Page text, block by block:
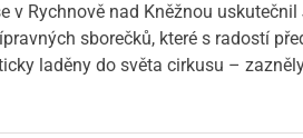
v Rychnově nad Kněžnou
sborečků, které s radostí
laděny do světa cirkusu –